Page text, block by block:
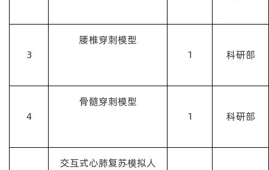
3
腰椎穿刺模型
1
科研部
4
骨髓穿刺模型
1
科研部
交互式心肺复苏模拟人